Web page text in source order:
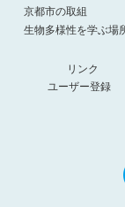
京都市の取組
生物多様性を学ぶ場
リンク
ユーザー登録